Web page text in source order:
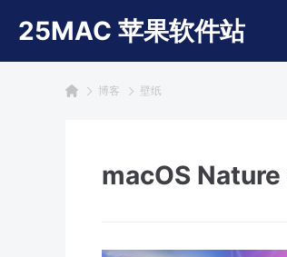
25MAC 苹果软件站
博客 壁纸
macOS